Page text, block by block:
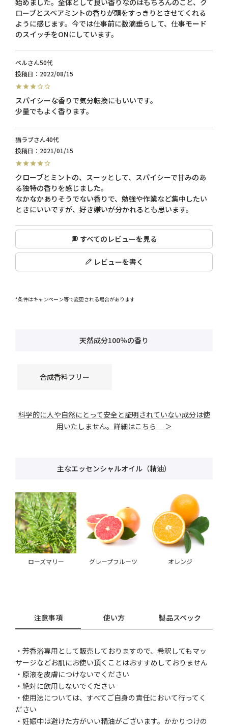
ローブとスペアミントの香りが頭をすっきりとさせてくれる
ように感じます。今では仕事前に数滴垂らして、仕事モード
のスイッチをONにしています。
ベル
50代
投稿日
2022/08/15
スパイシーな香りで気分転換にもいいです。
少量でもよく香ります。
猫ラブ
40代
投稿日
2021/01/15
クローブとミントの、スーッとして、スパイシーで甘みのあ
る独特の香りを感じました。
なかなかありそうでない香りで、勉強や作業など集中したい
ときにいいですが、好き嫌いが分かれるとも思います。
すべてのレビューを見る
レビューを書く
*条件はキャンペーン等で変更される場合があります
天然成分100％の香り
合成香料フリー
科学的に人や自然にとって安全と証明されていない成分は使
用いたしません。詳細はこちら ＞
主なエッセンシャルオイル（精油）
ローズマリー グレープフルーツ オレンジ
注意事項 使い方 製品スペック
・芳香浴専用として販売しておりますので、希釈してもマッ
サージなどお肌にお使い頂くことはおすすめしておりません
・原液を皮膚につけないでください
・絶対に飲用しないでください
・使用法については、すべてご自身の責任において行ってく
ださい
・妊娠中は避けた方がいい精油がございます。かかりつけの